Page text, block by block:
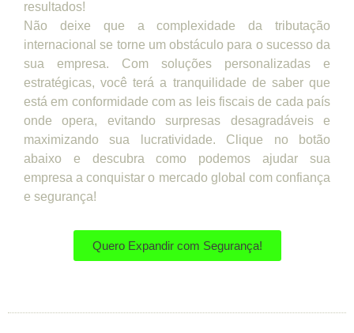
resultados!
Não deixe que a complexidade da tributação
internacional se torne um obstáculo para o sucesso da
sua empresa. Com soluções personalizadas e
estratégicas, você terá a tranquilidade de saber que
está em conformidade com as leis fiscais de cada país
onde opera, evitando surpresas desagradáveis e
maximizando sua lucratividade. Clique no botão
abaixo e descubra como podemos ajudar sua
empresa a conquistar o mercado global com confiança
e segurança!
Quero Expandir com Segurança!